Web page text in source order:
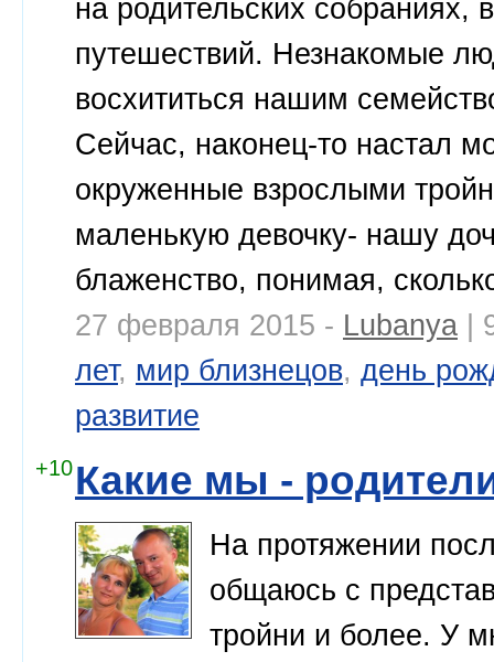
на родительских собраниях,
путешествий. Незнакомые
восхититься нашим
Сейчас, наконец-то настал
окруженные взрослыми
маленькую девочку- нашу
блаженство, понимая,
27 февраля 2015 - Lubanya |
лет, мир близнецов, день
развитие
+10Какие мы -
На протяжении
общаюсь с
тройни и более. У